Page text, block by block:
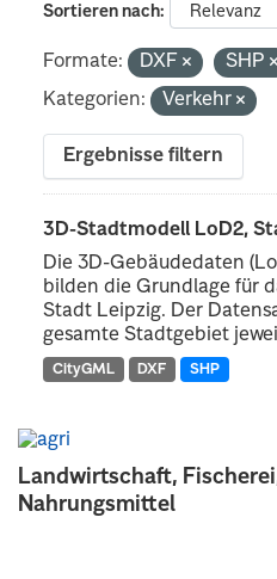
Landwirtschaft,
Nahrungsmittel
Sortieren nach
Formate: DXF SHP
Kategorien:
Verkehr
Ergebnisse filtern
3D-Stadtmodell LoD2,
Die 3D-Gebäudedaten
bilden die Grundlage für
Stadt Leipzig. Der
gesamte Stadtgebiet
CityGML DXF SHP